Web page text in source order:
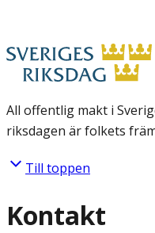
All offentlig makt i
riksdagen är folkets
Till toppen
Kontakt